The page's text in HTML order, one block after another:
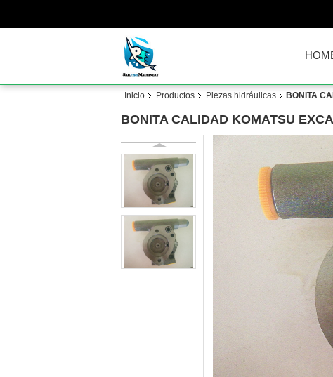
Inicio Productos Piezas hidráulicas BONITA
BONITA CALIDAD KOMATSU